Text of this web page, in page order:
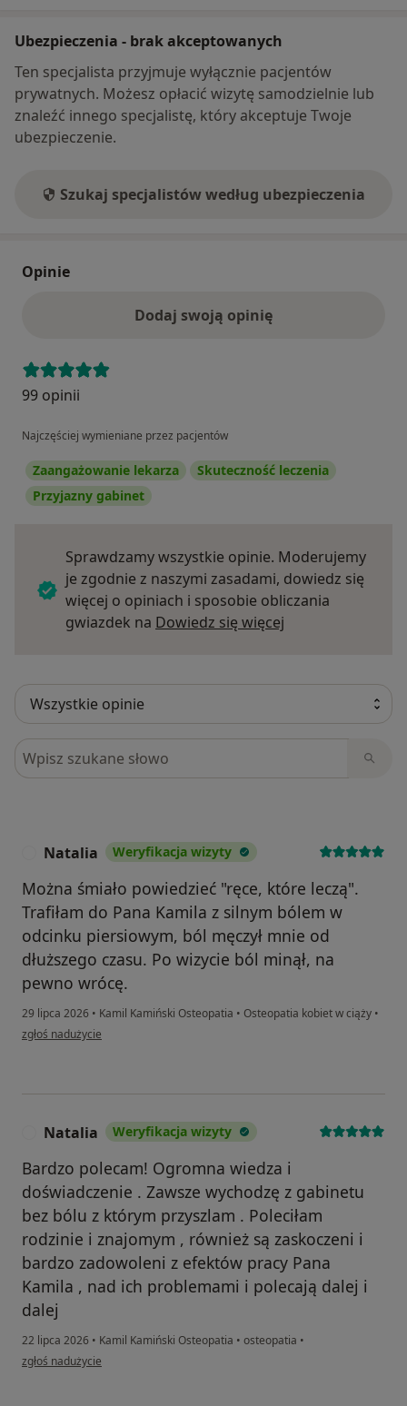
Ubezpieczenia - brak akceptowanych
Ten specjalista przyjmuje wyłącznie pacjentów
prywatnych. Możesz opłacić wizytę samodzielnie lub
znaleźć innego specjalistę, który akceptuje Twoje
ubezpieczenie.
Szukaj specjalistów według ubezpieczenia
Opinie
Dodaj swoją opinię
99 opinii
Najczęściej wymieniane przez pacjentów
Zaangażowanie lekarza
Skuteczność leczenia
Przyjazny gabinet
Sprawdzamy wszystkie opinie. Moderujemy
je zgodnie z naszymi zasadami, dowiedz się
więcej o opiniach i sposobie obliczania
gwiazdek na Dowiedz się więcej
Szukaj w opiniach
Natalia Weryfikacja wizyty
Można śmiało powiedzieć "ręce, które leczą".
Trafiłam do Pana Kamila z silnym bólem w
odcinku piersiowym, ból męczył mnie od
dłuższego czasu. Po wizycie ból minął, na
pewno wrócę.
29 lipca 2026 • Kamil Kamiński Osteopatia • Osteopatia kobiet w ciąży •
w opinii użytkownika Natalia
zgłoś nadużycie
Natalia Weryfikacja wizyty
Bardzo polecam! Ogromna wiedza i
doświadczenie . Zawsze wychodzę z gabinetu
bez bólu z którym przyszlam . Poleciłam
rodzinie i znajomym , również są zaskoczeni i
bardzo zadowoleni z efektów pracy Pana
Kamila , nad ich problemami i polecają dalej i
dalej
22 lipca 2026 • Kamil Kamiński Osteopatia • osteopatia •
w opinii użytkownika Natalia
zgłoś nadużycie